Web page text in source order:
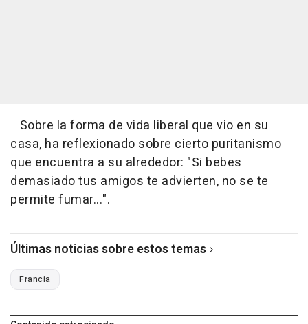
Sobre la forma de vida liberal que vio en su
casa, ha reflexionado sobre cierto puritanismo
que encuentra a su alrededor: "Si bebes
demasiado tus amigos te advierten, no se te
permite fumar...".
Últimas noticias sobre estos temas
Francia